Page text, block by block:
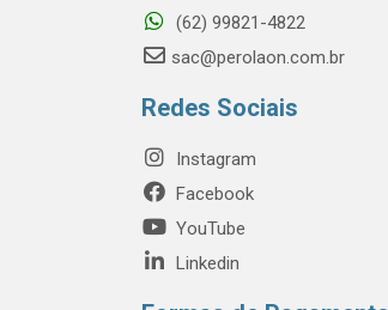
(62) 99821-4822
sac@perolaon.com.br
Redes Sociais
Instagram
Facebook
YouTube
Linkedin